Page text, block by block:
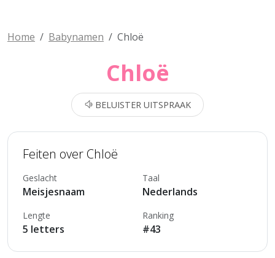
Home Babynamen Chloë
Chloë
BELUISTER UITSPRAAK
Feiten over Chloë
Geslacht
Meisjesnaam
Taal
Nederlands
Lengte
5 letters
Ranking
#43